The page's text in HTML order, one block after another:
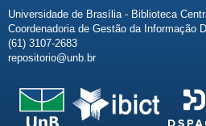
Universidade de Brasília - Biblioteca
Coordenadoria de Gestão da Informação
(61) 3107-2683
repositorio@unb.br